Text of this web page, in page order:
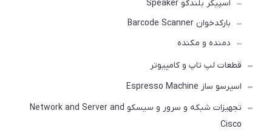
اسپیکر بلندگو Speaker
بارکدخوان Barcode Scanner
دمنده و مکنده
قطعات لپ تاپ و کامپیوتر
اسپرسو ساز Espresso Machine
تجهیزات شبکه و سرور و سیسکو Network and Server and
Cisco